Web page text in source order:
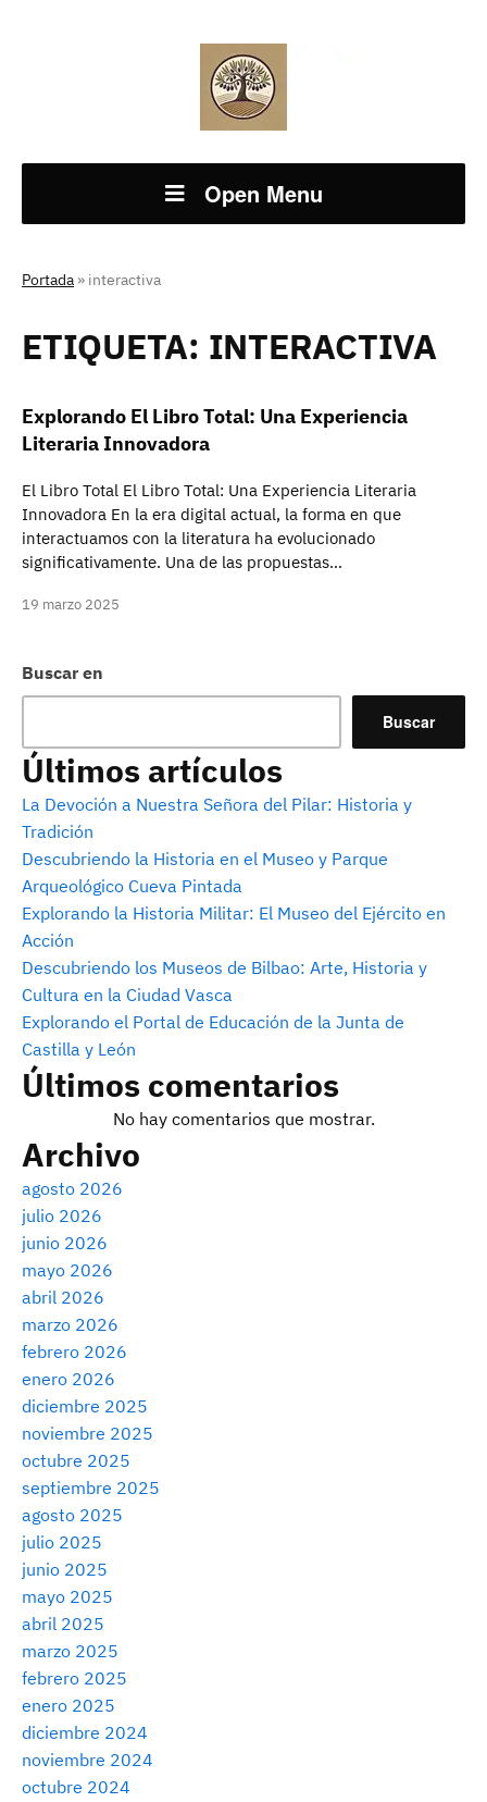
Open Menu
Portada » interactiva
Buscar en
Buscar
Últimos artículos
La Devoción a Nuestra Señora del Pilar: Historia y
Tradición
Descubriendo la Historia en el Museo y Parque
Arqueológico Cueva Pintada
Explorando la Historia Militar: El Museo del Ejército en
Acción
Descubriendo los Museos de Bilbao: Arte, Historia y
Cultura en la Ciudad Vasca
Explorando el Portal de Educación de la Junta de
Castilla y León
Últimos comentarios
No hay comentarios que mostrar.
Archivo
agosto 2026
julio 2026
junio 2026
mayo 2026
abril 2026
marzo 2026
febrero 2026
enero 2026
diciembre 2025
noviembre 2025
octubre 2025
septiembre 2025
agosto 2025
julio 2025
junio 2025
mayo 2025
abril 2025
marzo 2025
febrero 2025
enero 2025
diciembre 2024
noviembre 2024
octubre 2024
ETIQUETA: INTERACTIVA
Explorando El Libro Total: Una Experiencia
Literaria Innovadora
El Libro Total El Libro Total: Una Experiencia Literaria
Innovadora En la era digital actual, la forma en que
interactuamos con la literatura ha evolucionado
significativamente. Una de las propuestas…
19 marzo 2025